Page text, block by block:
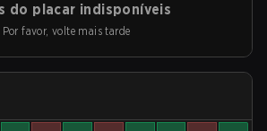
do placar indisponíveis
Por favor, volte mais tarde